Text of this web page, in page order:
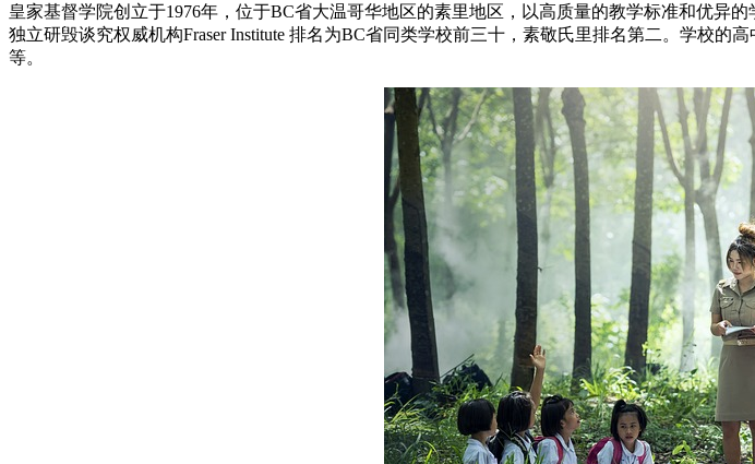
皇家基督学院创立于1976年，位于BC省大温哥华地区的素里地区，以高质量的教学标准和优异
独立研毁谈究权威机构Fraser Institute 排名为BC省同类学校前三十，素敬氏里排名第二。学校
等。